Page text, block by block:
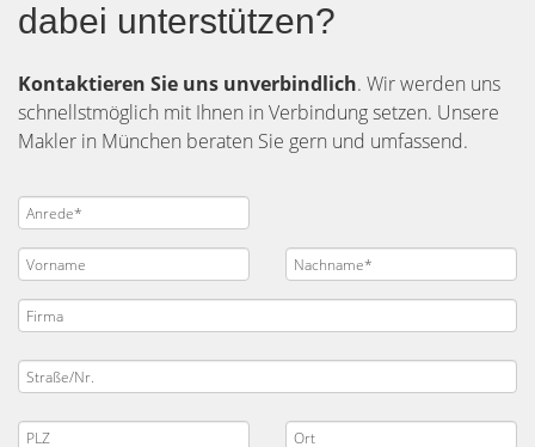
dabei unterstützen?
Kontaktieren Sie uns unverbindlich. Wir werden uns
schnellstmöglich mit Ihnen in Verbindung setzen. Unsere
Makler in München beraten Sie gern und umfassend.